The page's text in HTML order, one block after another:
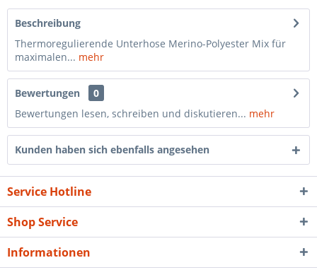
Beschreibung
Thermoregulierende Unterhose Merino-Polyester Mix für
maximalen... mehr
Bewertungen
0
Bewertungen lesen, schreiben und diskutieren... mehr
Kunden haben sich ebenfalls angesehen
Service Hotline
Shop Service
Informationen